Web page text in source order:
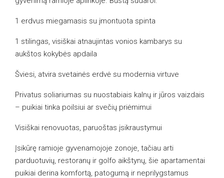
1 erdvus miegamasis su įmontuota spinta
1 stilingas, visiškai atnaujintas vonios kambarys su
aukštos kokybės apdaila
Šviesi, atvira svetainės erdvė su modernia virtuve
Privatus soliariumas su nuostabiais kalnų ir jūros vaizdais
– puikiai tinka poilsiui ar svečių priėmimui
Visiškai renovuotas, paruoštas įsikraustymui
Įsikūrę ramioje gyvenamojoje zonoje, tačiau arti
parduotuvių, restoranų ir golfo aikštynų, šie apartamentai
puikiai derina komfortą, patogumą ir neprilygstamus